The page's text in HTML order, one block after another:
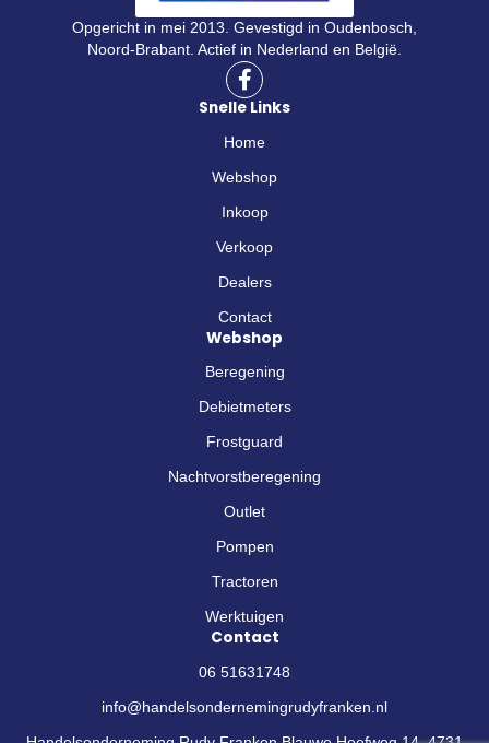
Opgericht in mei 2013. Gevestigd in Oudenbosch,
Noord-Brabant. Actief in Nederland en België.
F
a
c
e
o
k
-
Snelle Links
Home
Webshop
Inkoop
Verkoop
Dealers
Contact
Webshop
Beregening
Debietmeters
Frostguard
Nachtvorstberegening
Outlet
Pompen
Tractoren
Werktuigen
Contact
06 51631748
info@handelsondernemingrudyfranken.nl